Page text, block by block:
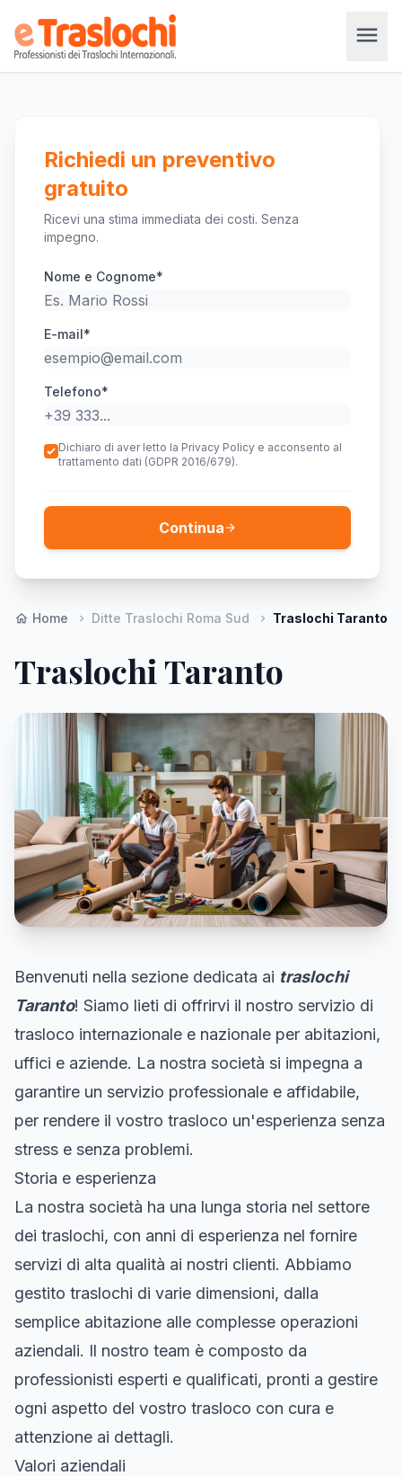
menu
Richiedi un preventivo
gratuito
Ricevi una stima immediata dei costi. Senza
impegno.
Nome e Cognome*
E-mail*
Telefono*
Dichiaro di aver letto la Privacy Policy e acconsento al
trattamento dati (GDPR 2016/679).
Continua arrow_forward
home Home chevron_right Ditte Traslochi Roma Sud chevron_right Traslochi Taranto
Traslochi Taranto
Benvenuti nella sezione dedicata ai traslochi
Taranto! Siamo lieti di offrirvi il nostro servizio di
trasloco internazionale e nazionale per abitazioni,
uffici e aziende. La nostra società si impegna a
garantire un servizio professionale e affidabile,
per rendere il vostro trasloco un'esperienza senza
stress e senza problemi.
Storia e esperienza
La nostra società ha una lunga storia nel settore
dei traslochi, con anni di esperienza nel fornire
servizi di alta qualità ai nostri clienti. Abbiamo
gestito traslochi di varie dimensioni, dalla
semplice abitazione alle complesse operazioni
aziendali. Il nostro team è composto da
professionisti esperti e qualificati, pronti a gestire
ogni aspetto del vostro trasloco con cura e
attenzione ai dettagli.
Valori aziendali